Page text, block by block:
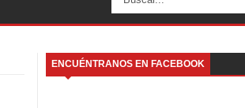
ENCUÉNTRANOS EN FACEBOOK